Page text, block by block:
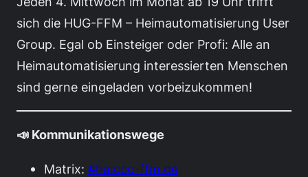
sich die HUG-FFM – Heimautomatisierung User
Group. Egal ob Einsteiger oder Profi: Alle an
Heimautomatisierung interessierten Menschen
sind gerne eingeladen vorbeizukommen!
📣 Kommunikationswege
Matrix: #ha:ccc-ffm.de